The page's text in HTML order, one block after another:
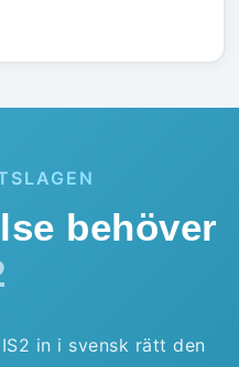
behöver
in i svensk rätt den